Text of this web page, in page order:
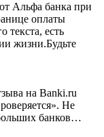
Альфа банка при
оплаты
текста, есть
жизни.Будьте
на Banki.ru
Не
банков…